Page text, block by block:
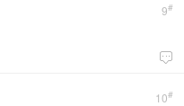
9#

10#